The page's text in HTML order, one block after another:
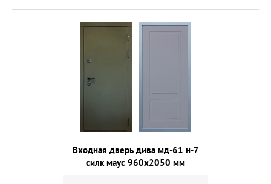
Входная дверь дива мд-61 н-7
силк маус 960х2050 мм